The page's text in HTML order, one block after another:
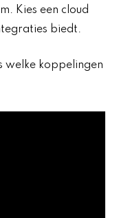
Kies een cloud
biedt.
welke koppelingen